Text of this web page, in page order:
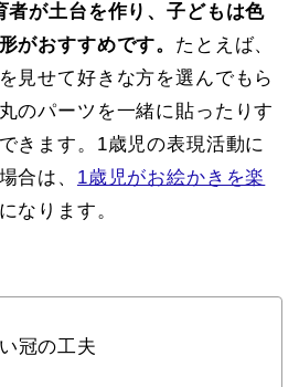
者が土台を作り、子どもは色
がおすすめです。 たとえば、
見せて好きな方を選んでもら
のパーツを一緒に貼ったりす
きます。1歳児の表現活動に
合は、 1歳児がお絵かきを楽
なります。
冠の工夫